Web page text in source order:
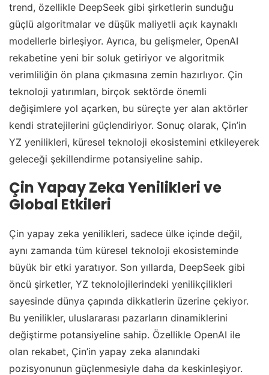
trend, özellikle DeepSeek gibi şirketlerin sunduğu
güçlü algoritmalar ve düşük maliyetli açık kaynaklı
modellerle birleşiyor. Ayrıca, bu gelişmeler, OpenAI
rekabetine yeni bir soluk getiriyor ve algoritmik
verimliliğin ön plana çıkmasına zemin hazırlıyor. Çin
teknoloji yatırımları, birçok sektörde önemli
değişimlere yol açarken, bu süreçte yer alan aktörler
kendi stratejilerini güçlendiriyor. Sonuç olarak, Çin’in
YZ yenilikleri, küresel teknoloji ekosistemini etkileyerek
geleceği şekillendirme potansiyeline sahip.
Çin Yapay Zeka Yenilikleri ve
Global Etkileri
Çin yapay zeka yenilikleri, sadece ülke içinde değil,
aynı zamanda tüm küresel teknoloji ekosisteminde
büyük bir etki yaratıyor. Son yıllarda, DeepSeek gibi
öncü şirketler, YZ teknolojilerindeki yenilikçilikleri
sayesinde dünya çapında dikkatlerin üzerine çekiyor.
Bu yenilikler, uluslararası pazarların dinamiklerini
değiştirme potansiyeline sahip. Özellikle OpenAI ile
olan rekabet, Çin’in yapay zeka alanındaki
pozisyonunun güçlenmesiyle daha da keskinleşiyor.